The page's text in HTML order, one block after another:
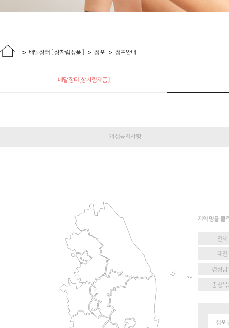
배달장터 [ 상차림상품 ] 점포 점포안내
배달장터[상차림제품]
개점공지사항
지역명을 클
전체
대전
경상남
충청북
점포